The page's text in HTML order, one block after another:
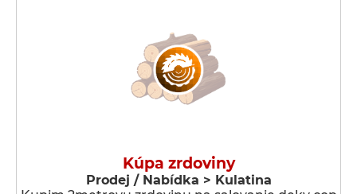
Kúpa zrdoviny
Prodej / Nabídka > Kulatina